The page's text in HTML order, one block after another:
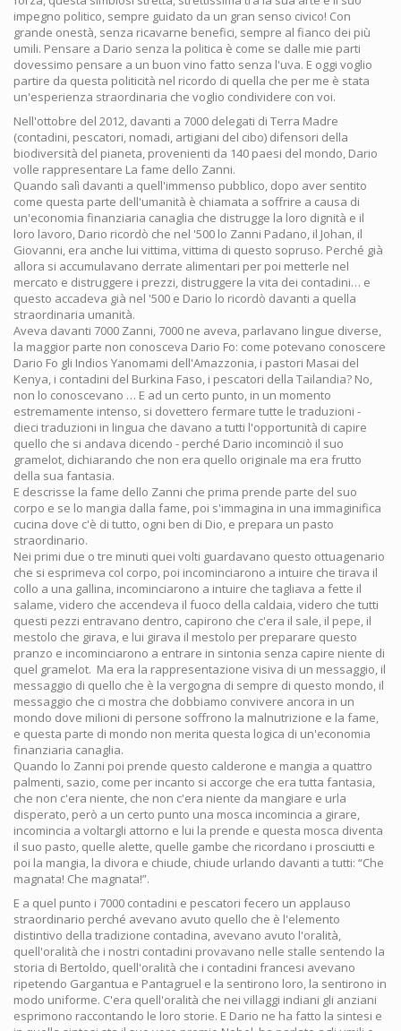
impegno politico, sempre guidato da un gran senso civico! Con
grande onestà, senza ricavarne benefici, sempre al fianco dei più
umili. Pensare a Dario senza la politica è come se dalle mie parti
dovessimo pensare a un buon vino fatto senza l'uva. E oggi voglio
partire da questa politicità nel ricordo di quella che per me è stata
un'esperienza straordinaria che voglio condividere con voi.
Nell'ottobre del 2012, davanti a 7000 delegati di Terra Madre
(contadini, pescatori, nomadi, artigiani del cibo) difensori della
biodiversità del pianeta, provenienti da 140 paesi del mondo, Dario
volle rappresentare La fame dello Zanni.
Quando salì davanti a quell'immenso pubblico, dopo aver sentito
come questa parte dell'umanità è chiamata a soffrire a causa di
un'economia finanziaria canaglia che distrugge la loro dignità e il
loro lavoro, Dario ricordò che nel '500 lo Zanni Padano, il Johan, il
Giovanni, era anche lui vittima, vittima di questo sopruso. Perché già
allora si accumulavano derrate alimentari per poi metterle nel
mercato e distruggere i prezzi, distruggere la vita dei contadini… e
questo accadeva già nel '500 e Dario lo ricordò davanti a quella
straordinaria umanità.
Aveva davanti 7000 Zanni, 7000 ne aveva, parlavano lingue diverse,
la maggior parte non conosceva Dario Fo: come potevano conoscere
Dario Fo gli Indios Yanomami dell'Amazzonia, i pastori Masai del
Kenya, i contadini del Burkina Faso, i pescatori della Tailandia? No,
non lo conoscevano … E ad un certo punto, in un momento
estremamente intenso, si dovettero fermare tutte le traduzioni -
dieci traduzioni in lingua che davano a tutti l'opportunità di capire
quello che si andava dicendo - perché Dario incominciò il suo
gramelot, dichiarando che non era quello originale ma era frutto
della sua fantasia.
E descrisse la fame dello Zanni che prima prende parte del suo
corpo e se lo mangia dalla fame, poi s'immagina in una immaginifica
cucina dove c'è di tutto, ogni ben di Dio, e prepara un pasto
straordinario.
Nei primi due o tre minuti quei volti guardavano questo ottuagenario
che si esprimeva col corpo, poi incominciarono a intuire che tirava il
collo a una gallina, incominciarono a intuire che tagliava a fette il
salame, videro che accendeva il fuoco della caldaia, videro che tutti
questi pezzi entravano dentro, capirono che c'era il sale, il pepe, il
mestolo che girava, e lui girava il mestolo per preparare questo
pranzo e incominciarono a entrare in sintonia senza capire niente di
quel gramelot. Ma era la rappresentazione visiva di un messaggio, il
messaggio di quello che è la vergogna di sempre di questo mondo, il
messaggio che ci mostra che dobbiamo convivere ancora in un
mondo dove milioni di persone soffrono la malnutrizione e la fame,
e questa parte di mondo non merita questa logica di un'economia
finanziaria canaglia.
Quando lo Zanni poi prende questo calderone e mangia a quattro
palmenti, sazio, come per incanto si accorge che era tutta fantasia,
che non c'era niente, che non c'era niente da mangiare e urla
disperato, però a un certo punto una mosca incomincia a girare,
incomincia a voltargli attorno e lui la prende e questa mosca diventa
il suo pasto, quelle alette, quelle gambe che ricordano i prosciutti e
poi la mangia, la divora e chiude, chiude urlando davanti a tutti: “Che
magnata! Che magnata!”.
E a quel punto i 7000 contadini e pescatori fecero un applauso
straordinario perché avevano avuto quello che è l'elemento
distintivo della tradizione contadina, avevano avuto l'oralità,
quell'oralità che i nostri contadini provavano nelle stalle sentendo la
storia di Bertoldo, quell'oralità che i contadini francesi avevano
ripetendo Gargantua e Pantagruel e la sentirono loro, la sentirono in
modo uniforme. C'era quell'oralità che nei villaggi indiani gli anziani
esprimono raccontando le loro storie. E Dario ne ha fatto la sintesi e